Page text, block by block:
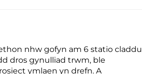
nhw gofyn am 6 statio claddu
dros gynulliad trwm, ble
ymlaen yn drefn. A